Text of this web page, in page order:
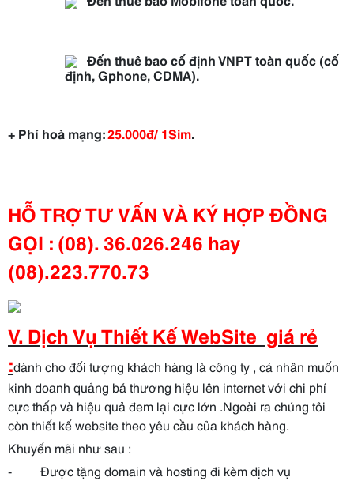
Đến thuê bao cố định VNPT toàn quốc (cố
định, Gphone, CDMA).
+ Phí hoà mạng:25.000đ/ 1Sim.
HỖ TRỢ TƯ VẤN VÀ KÝ HỢP ĐỒNG
GỌI : (08). 36.026.246 hay
(08).223.770.73
V. Dịch Vụ Thiết Kế WebSite giá rẻ
:dành cho đối tượng khách hàng là công ty , cá nhân muốn
kinh doanh quảng bá thương hiệu lên internet với chi phí
cực thấp và hiệu quả đem lại cực lớn .Ngoài ra chúng tôi
còn thiết kế website theo yêu cầu của khách hàng.
Khuyến mãi như sau :
- Được tặng domain và hosting đi kèm dịch vụ